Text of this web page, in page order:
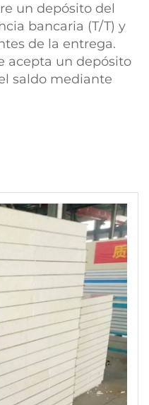
un depósito del
bancaria (T/T) y
de la entrega.
acepta un depósito
saldo mediante